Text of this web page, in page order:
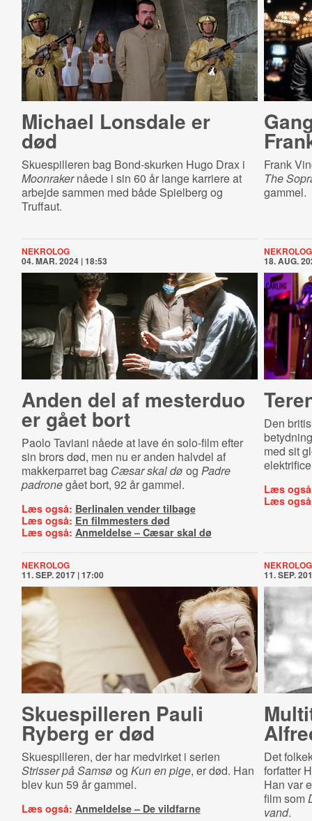
Michael Lonsdale er
død
Skuespilleren bag Bond-skurken Hugo Drax i
Moonrakernåede i sin 60 år lange karriere at
arbejde sammen med både Spielberg og
Truffaut.
Frank
The
gammel.
NEKROLOG
04. MAR. 2024 | 18:53
Anden del af mesterduo
er gået bort
Paolo Taviani nåede at lave én solo-film efter
sin brors død, men nu er anden halvdel af
makkerparret bag Cæsar skal dø og Padre
padronegået bort, 92 år gammel.
Læs også: Berlinalen vender tilbage
Læs også: En filmmesters død
Læs også: Anmeldelse – Cæsar skal dø
NEKROLOG
18. AUG.
Den
med sit
Læs
Læs
NEKROLOG
11. SEP. 2017 | 17:00
Skuespilleren Pauli
Ryberg er død
Skuespilleren, der har medvirket i serien
Strisser på Samsø og Kun en pige, er død. Han
blev kun 59 år gammel.
Læs også: Anmeldelse – De vildfarne
NEKROLOG
11. SEP.
Det
forfatter
Han var
film som
vand.